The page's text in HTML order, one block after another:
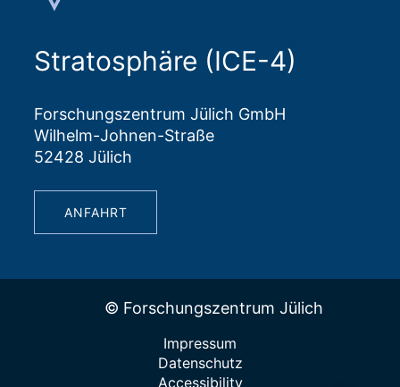
Stratosphäre (ICE-4)
Forschungszentrum Jülich GmbH
Wilhelm-Johnen-Straße
52428 Jülich
ANFAHRT
© Forschungszentrum Jülich
Impressum
Datenschutz
Accessibility